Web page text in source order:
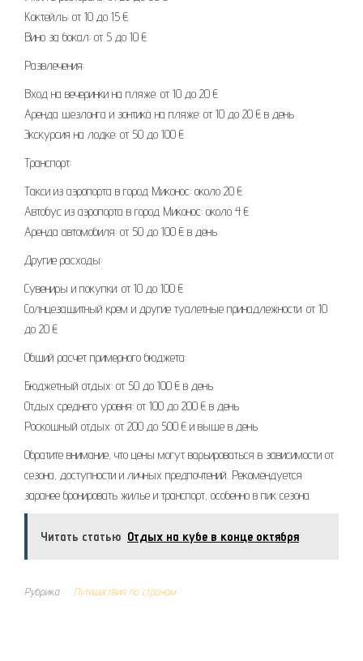
Коктейль: от 10 до 15 €
Вино за бокал: от 5 до 10 €
Развлечения:
Вход на вечеринки на пляже: от 10 до 20 €
Аренда шезлонга и зонтика на пляже: от 10 до 20 € в день
Экскурсия на лодке: от 50 до 100 €
Транспорт:
Такси из аэропорта в город Миконос: около 20 €
Автобус из аэропорта в город Миконос: около 4 €
Аренда автомобиля: от 50 до 100 € в день
Другие расходы:
Сувениры и покупки: от 10 до 100 €
Солнцезащитный крем и другие туалетные принадлежности: от 10
до 20 €
Общий расчет примерного бюджета:
Бюджетный отдых: от 50 до 100 € в день
Отдых среднего уровня: от 100 до 200 € в день
Роскошный отдых: от 200 до 500 € и выше в день
Обратите внимание, что цены могут варьироваться в зависимости от
сезона, доступности и личных предпочтений. Рекомендуется
заранее бронировать жилье и транспорт, особенно в пик сезона.
Читать статью Отдых на кубе в конце октября
Рубрика Путешествия по странам